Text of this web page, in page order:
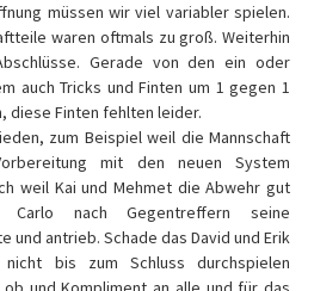
müssen wir viel variabler spielen.
waren oftmals zu groß. Weiterhin
Gerade von den ein oder
auch Tricks und Finten um 1 gegen 1
diese Finten fehlten leider.
zum Beispiel weil die Mannschaft
mit den neuen System
weil Kai und Mehmet die Abwehr gut
nach Gegentreffern seine
und antrieb. Schade das David und Erik
bis zum Schluss durchspielen